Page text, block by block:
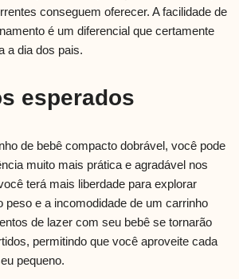
conseguem oferecer. A facilidade de
é um diferencial que certamente
a dia dos pais.
esperados
de bebê compacto dobrável, você pode
muito mais prática e agradável nos
terá mais liberdade para explorar
peso e a incomodidade de um carrinho
de lazer com seu bebê se tornarão
permitindo que você aproveite cada
pequeno.